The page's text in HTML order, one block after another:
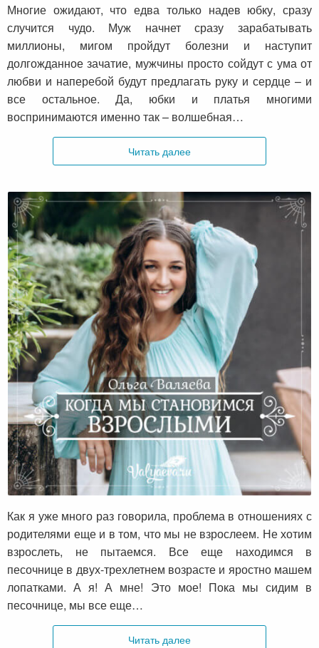
Многие ожидают, что едва только надев юбку, сразу
случится чудо. Муж начнет сразу зарабатывать
миллионы, мигом пройдут болезни и наступит
долгожданное зачатие, мужчины просто сойдут с ума от
любви и наперебой будут предлагать руку и сердце – и
все остальное. Да, юбки и платья многими
воспринимаются именно так – волшебная…
Читать далее
Когда мы становимся взрослыми
Как я уже много раз говорила, проблема в отношениях с
родителями еще и в том, что мы не взрослеем. Не хотим
взрослеть, не пытаемся. Все еще находимся в
песочнице в двух-трехлетнем возрасте и яростно машем
лопатками. А я! А мне! Это мое! Пока мы сидим в
песочнице, мы все еще…
Читать далее